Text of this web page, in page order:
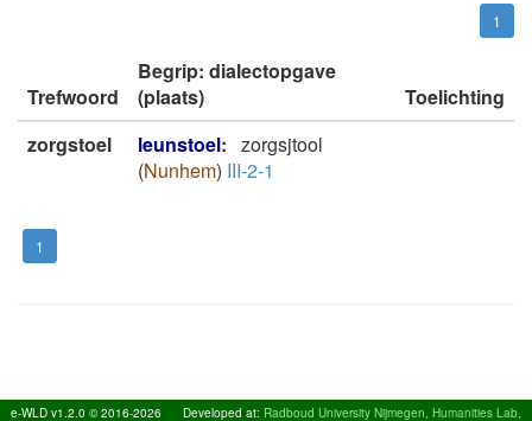
1
Trefwoord
Begrip: dialectopgave
(plaats)
Toelichting
zorgstoel
leunstoel: zorgsjtool
(Nunhem) III-2-1
1
e-WLD v1.2.0 © 2016-2026 Developed at: Radboud University Nijmegen, Humanities Lab,